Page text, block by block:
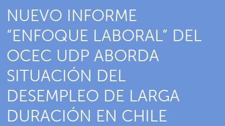
NUEVO INFORME
“ENFOQUE LABORAL” DEL
OCEC UDP ABORDA
SITUACIÓN DEL
DESEMPLEO DE LARGA
DURACIÓN EN CHILE